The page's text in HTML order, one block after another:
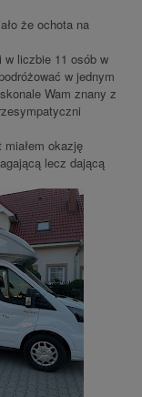
że ochota na
w liczbie 11 osób w
w jednym
Wam znany z
okazję
lecz dającą